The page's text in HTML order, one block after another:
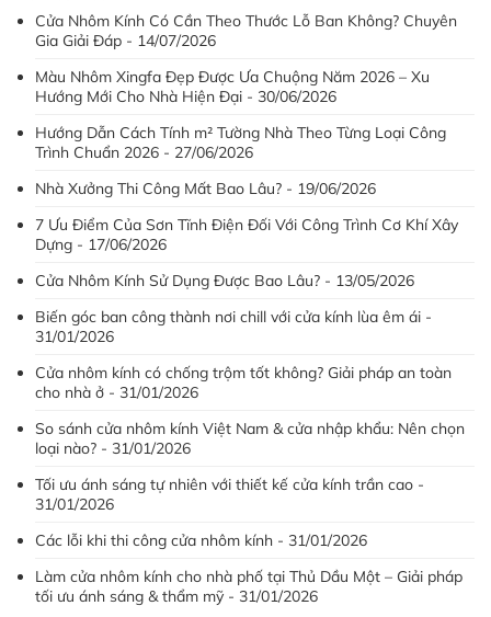
Cửa Nhôm Kính Có Cần Theo Thước Lỗ Ban Không? Chuyên
Gia Giải Đáp - 14/07/2026
Màu Nhôm Xingfa Đẹp Được Ưa Chuộng Năm 2026 – Xu
Hướng Mới Cho Nhà Hiện Đại - 30/06/2026
Hướng Dẫn Cách Tính m² Tường Nhà Theo Từng Loại Công
Trình Chuẩn 2026 - 27/06/2026
Nhà Xưởng Thi Công Mất Bao Lâu? - 19/06/2026
7 Ưu Điểm Của Sơn Tĩnh Điện Đối Với Công Trình Cơ Khí Xây
Dựng - 17/06/2026
Cửa Nhôm Kính Sử Dụng Được Bao Lâu? - 13/05/2026
Biến góc ban công thành nơi chill với cửa kính lùa êm ái -
31/01/2026
Cửa nhôm kính có chống trộm tốt không? Giải pháp an toàn
cho nhà ở - 31/01/2026
So sánh cửa nhôm kính Việt Nam & cửa nhập khẩu: Nên chọn
loại nào? - 31/01/2026
Tối ưu ánh sáng tự nhiên với thiết kế cửa kính trần cao -
31/01/2026
Các lỗi khi thi công cửa nhôm kính - 31/01/2026
Làm cửa nhôm kính cho nhà phố tại Thủ Dầu Một – Giải pháp
tối ưu ánh sáng & thẩm mỹ - 31/01/2026